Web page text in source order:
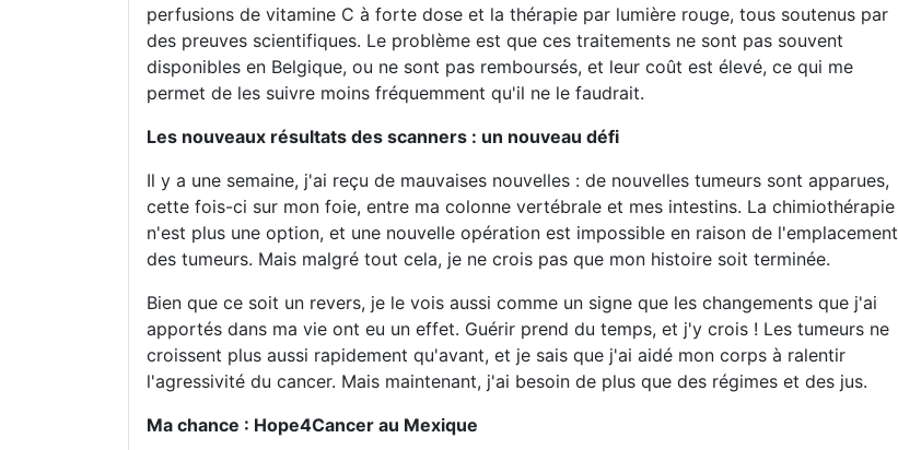
perfusions de vitamine C à forte dose et la thérapie par lumière rouge, tous soutenus par
des preuves scientifiques. Le problème est que ces traitements ne sont pas souvent
disponibles en Belgique, ou ne sont pas remboursés, et leur coût est élevé, ce qui me
permet de les suivre moins fréquemment qu'il ne le faudrait.
Les nouveaux résultats des scanners : un nouveau défi
Il y a une semaine, j'ai reçu de mauvaises nouvelles : de nouvelles tumeurs sont apparues,
cette fois-ci sur mon foie, entre ma colonne vertébrale et mes intestins. La chimiothérapie
n'est plus une option, et une nouvelle opération est impossible en raison de l'emplacement
des tumeurs. Mais malgré tout cela, je ne crois pas que mon histoire soit terminée.
Bien que ce soit un revers, je le vois aussi comme un signe que les changements que j'ai
apportés dans ma vie ont eu un effet. Guérir prend du temps, et j'y crois ! Les tumeurs ne
croissent plus aussi rapidement qu'avant, et je sais que j'ai aidé mon corps à ralentir
l'agressivité du cancer. Mais maintenant, j'ai besoin de plus que des régimes et des jus.
Ma chance : Hope4Cancer au Mexique